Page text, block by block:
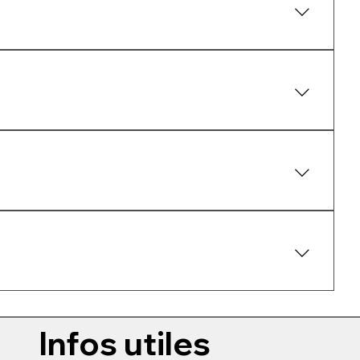
conditions.
Infos utiles